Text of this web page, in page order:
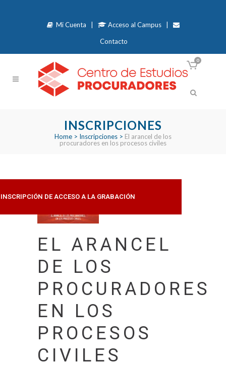
Mi Cuenta Acceso al Campus|
Contacto
0
INSCRIPCIONES
Home > Inscripciones > El arancel de los
procuradores en los procesos civiles
INSCRIPCIÓN DE ACCESO A LA GRABACIÓN
EL ARANCEL
DE LOS
PROCURADORES
EN LOS
PROCESOS
CIVILES